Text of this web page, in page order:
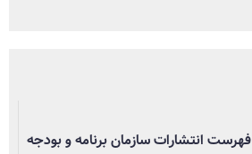
فهرست انتشارات سازمان برنامه و بودجه